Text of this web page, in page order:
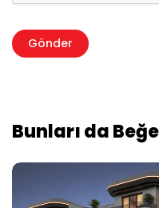
Bunları da